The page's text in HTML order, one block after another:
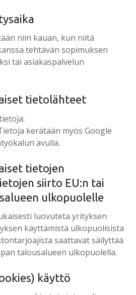
niin kauan, kun niitä
tehtävän sopimuksen
tai asiakaspalvelun
tietolähteet
kerätään myös Google
avulla.
tietojen
siirto EU:n tai
ulkopuolelle
luovuteta yrityksen
käyttämistä ulkopuolisista
saattavat säilyttää
talousalueen ulkopuolella.
käyttö